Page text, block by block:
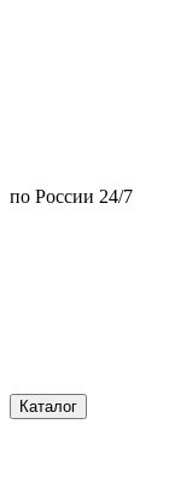
по России 24/7
Каталог